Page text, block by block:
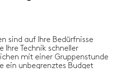
sind auf Ihre Bedürfnisse
Ihre Technik schneller
mit einer Gruppenstunde
ein unbegrenztes Budget